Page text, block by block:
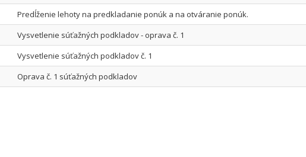
Predĺženie lehoty na predkladanie ponúk a na otváranie ponúk.
Vysvetlenie súťažných podkladov - oprava č. 1
Vysvetlenie súťažných podkladov č. 1
Oprava č. 1 súťažných podkladov